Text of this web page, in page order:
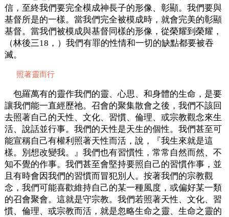
信，至終我們要完全模成神長子的形像、彰顯。我們要與
基督所是的一樣。當我們完全被模成時，就會完美的彰顯
基督。當我們被模成與基督同樣的形像，從榮耀到榮耀，
（林後三18，）我們有罪的性情和一切的缺點都要被吞
滅。
照著靈而行
包羅萬有的靈作我們的靈、心思、和身體的生命，是要
讓我們能一直經歷祂。召會的聚集散會之後，我們不該回
去照著自己的天性、文化、習慣、倫理、或宗教觀念來生
活、說話並行事。我們的天性是天生的個性。我們甚至可
能宣稱自己有權利照著天性而活，說，『我生來就是這
樣。別想改變我。』我們也有習慣性，常常自然而然、不
知不覺的作事。我們甚至會堅持要照自己的習慣作事，並
且有時會因我們的習慣而冒犯別人。按著我們的宗教觀
念，我們可能喜歡維持自己的某一種風度，或偏好某一類
的召會聚會。這就是守宗教。我們若照著天性、文化、習
慣、倫理、或宗教而活，就是忽略生命之靈、生命之靈的